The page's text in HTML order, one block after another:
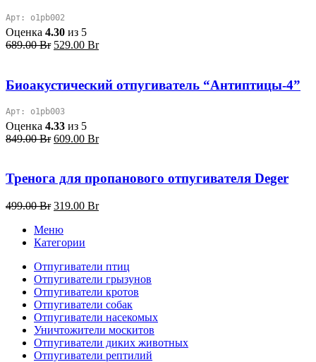
Арт: o1pb002
Оценка 4.30 из 5
689.00Br Первоначальная
689.00 Br.
529.00 BrТекущая
Биоакустический отпугиватель “Антиптицы-4”
Арт: o1pb003
Оценка 4.33 из 5
849.00Br Первоначальная
849.00 Br.
609.00 BrТекущая
Тренога для пропанового отпугивателя Deger
499.00Br Первоначальная
составляла
499.00 Br.
319.00 BrТекущая
Меню
Категории
Отпугиватели птиц
Отпугиватели грызунов
Отпугиватели кротов
Отпугиватели собак
Отпугиватели насекомых
Уничтожители москитов
Отпугиватели диких животных
Отпугиватели рептилий